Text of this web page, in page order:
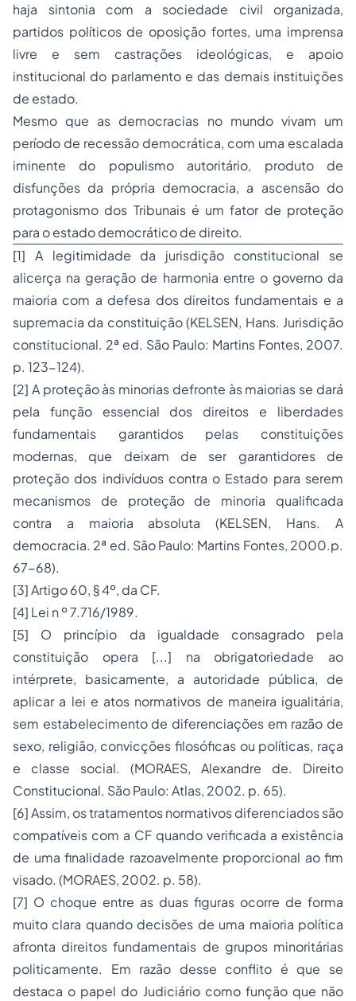
haja sintonia com a sociedade civil organizada,
partidos políticos de oposição fortes, uma imprensa
livre e sem castrações ideológicas, e apoio
institucional do parlamento e das demais instituições
de estado.
Mesmo que as democracias no mundo vivam um
período de recessão democrática, com uma escalada
iminente do populismo autoritário, produto de
disfunções da própria democracia, a ascensão do
protagonismo dos Tribunais é um fator de proteção
para o estado democrático de direito.
[1] A legitimidade da jurisdição constitucional se
alicerça na geração de harmonia entre o governo da
maioria com a defesa dos direitos fundamentais e a
supremacia da constituição (KELSEN, Hans. Jurisdição
constitucional. 2ª ed. São Paulo: Martins Fontes, 2007.
p. 123-124).
[2] A proteção às minorias defronte às maiorias se dará
pela função essencial dos direitos e liberdades
fundamentais garantidos pelas constituições
modernas, que deixam de ser garantidores de
proteção dos indivíduos contra o Estado para serem
mecanismos de proteção de minoria qualificada
contra a maioria absoluta (KELSEN, Hans. A
democracia. 2ª ed. São Paulo: Martins Fontes, 2000.p.
67-68).
[3]Artigo 60, § 4º, da CF.
[4] Lei n º 7.716/1989.
[5] O princípio da igualdade consagrado pela
constituição opera [...] na obrigatoriedade ao
intérprete, basicamente, a autoridade pública, de
aplicar a lei e atos normativos de maneira igualitária,
sem estabelecimento de diferenciações em razão de
sexo, religião, convicções filosóficas ou políticas, raça
e classe social. (MORAES, Alexandre de. Direito
Constitucional. São Paulo: Atlas, 2002. p. 65).
[6]Assim, os tratamentos normativos diferenciados são
compatíveis com a CF quando verificada a existência
de uma finalidade razoavelmente proporcional ao fim
visado. (MORAES, 2002. p. 58).
[7] O choque entre as duas figuras ocorre de forma
muito clara quando decisões de uma maioria política
afronta direitos fundamentais de grupos minoritárias
politicamente. Em razão desse conflito é que se
destaca o papel do Judiciário como função que não